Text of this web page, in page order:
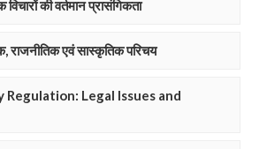
विचारों की वर्तमान प्रासंगिकता
राजनीतिक एवं सास्कृतिक परिचय
Legal Issues and